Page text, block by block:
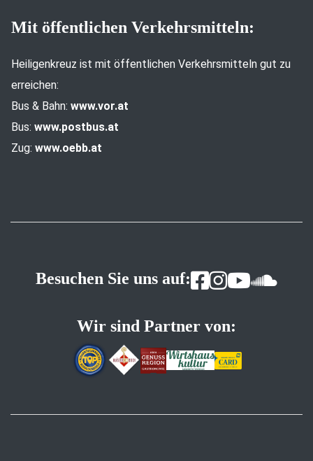
Mit öffentlichen Verkehrsmitteln:
Heiligenkreuz ist mit öffentlichen Verkehrsmitteln gut zu
erreichen:
Bus & Bahn: www.vor.at
Bus: www.postbus.at
Zug: www.oebb.at
Besuchen Sie uns auf:
Wir sind Partner von: